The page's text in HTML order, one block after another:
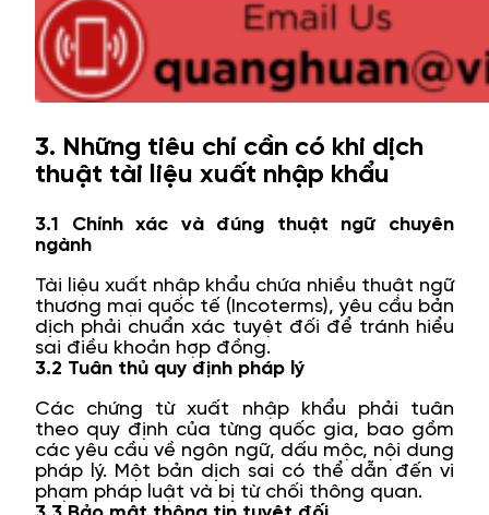
3. Những tiêu chí cần có khi dịch
thuật tài liệu xuất nhập khẩu
3.1 Chính xác và đúng thuật ngữ chuyên
ngành
Tài liệu xuất nhập khẩu chứa nhiều thuật ngữ
thương mại quốc tế (Incoterms), yêu cầu bản
dịch phải chuẩn xác tuyệt đối để tránh hiểu
sai điều khoản hợp đồng.
3.2 Tuân thủ quy định pháp lý
Các chứng từ xuất nhập khẩu phải tuân
theo quy định của từng quốc gia, bao gồm
các yêu cầu về ngôn ngữ, dấu mộc, nội dung
pháp lý. Một bản dịch sai có thể dẫn đến vi
phạm pháp luật và bị từ chối thông quan.